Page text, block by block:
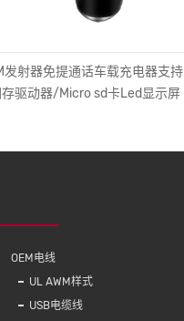
发射器免提通话车载充电器支持
存驱动器/Micro sd卡Led显示屏
OEM电线
UL AWM样式
USB电缆线